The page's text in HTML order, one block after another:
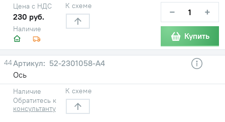
Наличие
Цена с НДС
230 руб.
К схеме − +
Купить
44
52-2301058-A4
Ось
Наличие
Обратитесь к
консультанту
К схеме